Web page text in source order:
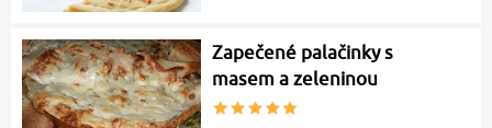
Zapečené palačinky s
masem a zeleninou